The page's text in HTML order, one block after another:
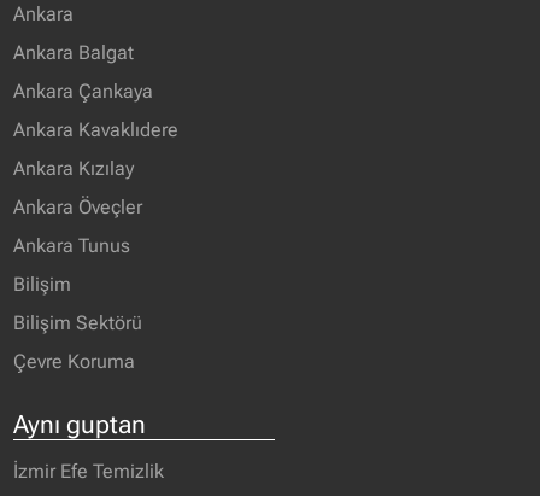
Ankara
Ankara Balgat
Ankara Çankaya
Ankara Kavaklıdere
Ankara Kızılay
Ankara Öveçler
Ankara Tunus
Bilişim
Bilişim Sektörü
Çevre Koruma
Aynı guptan
İzmir Efe Temizlik